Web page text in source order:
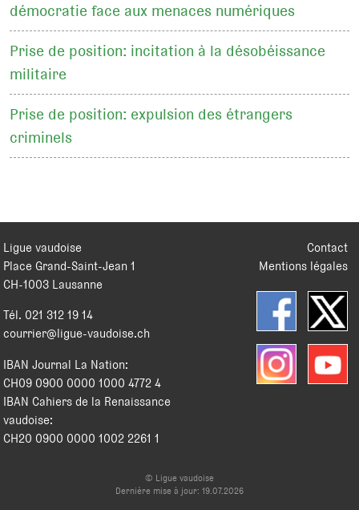
démocratie face aux menaces numériques
Prise de position: incitation à la désobéissance
militaire
Prise de position: expulsion des étrangers
criminels
Contact
Mentions légales
Ligue vaudoise
Place Grand-Saint-Jean 1
CH-1003 Lausanne
Tél. 021 312 19 14
courrier@ligue-vaudoise.ch
IBAN Journal La Nation:
CH09 0900 0000 1000 4772 4
IBAN Cahiers de la Renaissance
vaudoise:
CH20 0900 0000 1002 2261 1
© Ligue vaudoise
Dernière mise à jour: 19.07.2026